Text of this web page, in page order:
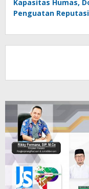
Kapasitas Humas,
Penguatan